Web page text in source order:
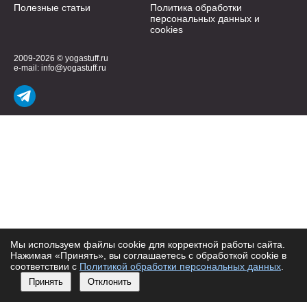
Полезные статьи
Политика обработки
персональных данных и
cookies
2009-2026 © yogastuff.ru
e-mail: info@yogastuff.ru
Мы используем файлы cookie для корректной работы сайта.
Нажимая «Принять», вы соглашаетесь с обработкой cookie в
соответствии с Политикой обработки персональных данных
Принять Отклонить